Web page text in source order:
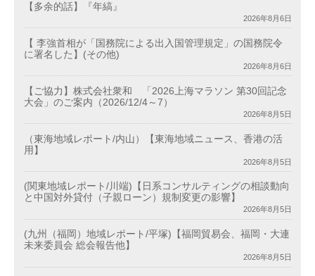
【多余的話】『年縞』
2026年8月6日
【 李強首相が「国務院による出入国管理規定」の国務院令
に署名した】(その他)
2026年8月6日
【ご協力】株式会社衆和 「2026上海マラソン 第30回記念
大会」のご案内（2026/12/4～7）
2026年8月5日
（東海地域レポート/内山）【東海地域ニュース、香港の活
用】
2026年8月5日
(関東地域レポート/川端)【日系コンサルティングの相談動向
と中国対外貸付（子親ローン）規制変更の影響】
2026年8月5日
(九州（福岡）地域レポート/平塚)【福岡貿易会、福岡・大連
未来委員会 総会報告他】
2026年8月5日